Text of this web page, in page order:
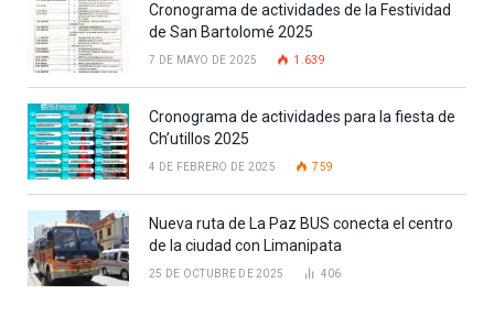
Cronograma de actividades de la Festividad
de San Bartolomé 2025
7 DE MAYO DE 2025 1.639
Cronograma de actividades para la fiesta de
Ch’utillos 2025
4 DE FEBRERO DE 2025 759
Nueva ruta de La Paz BUS conecta el centro
de la ciudad con Limanipata
25 DE OCTUBRE DE 2025 406